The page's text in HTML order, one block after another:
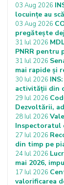
03 Aug 2026
locuințe au
03 Aug 2026
pregătește
31 Iul 2026
PNRR pentru
31 Iul 2026
mai rapide și
30 Iul 2026
activității din
29 Iul 2026
Dezvoltării,
28 Iul 2026
Inspectoratul
27 Iul 2026
din timp pe
24 Iul 2026
mai 2026,
17 Iul 2026
valorificarea